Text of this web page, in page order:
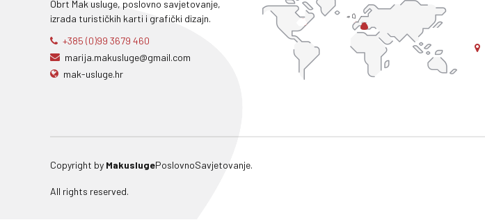
Obrt Mak usluge, poslovno savjetovanje,
izrada turističkih karti i grafički dizajn.
+385 (0)99 3679 460
marija.makusluge@gmail.com
mak-usluge.hr
Copyright by MakuslugePoslovnoSavjetovanje.
All rights reserved.